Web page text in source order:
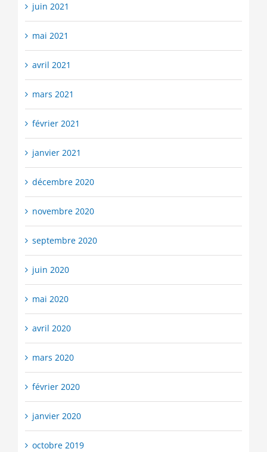
juin 2021
mai 2021
avril 2021
mars 2021
février 2021
janvier 2021
décembre 2020
novembre 2020
septembre 2020
juin 2020
mai 2020
avril 2020
mars 2020
février 2020
janvier 2020
octobre 2019